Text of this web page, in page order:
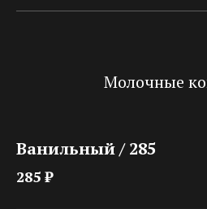
Молочные
Ванильный / 285
285 ₽